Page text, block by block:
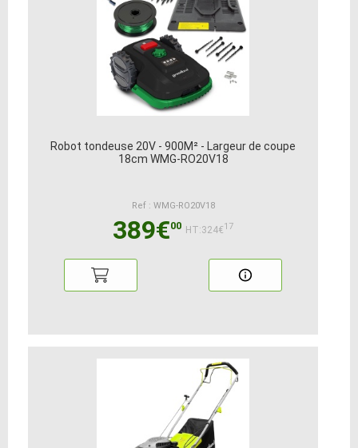
Robot tondeuse 20V - 900M² - Largeur de coupe
18cm WMG-RO20V18
Ref : WMG-RO20V18
389€00 HT:324€17